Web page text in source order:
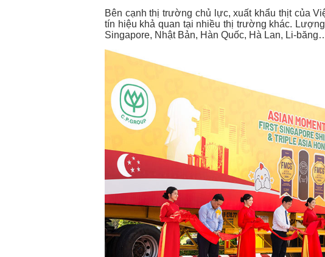
Bên cạnh thị trường chủ lực, xuất khẩu thịt của
tín hiệu khả quan tại nhiều thị trường khác.
Singapore, Nhật Bản, Hàn Quốc, Hà Lan, Li-